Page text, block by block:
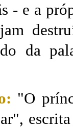
- e a
da
"O